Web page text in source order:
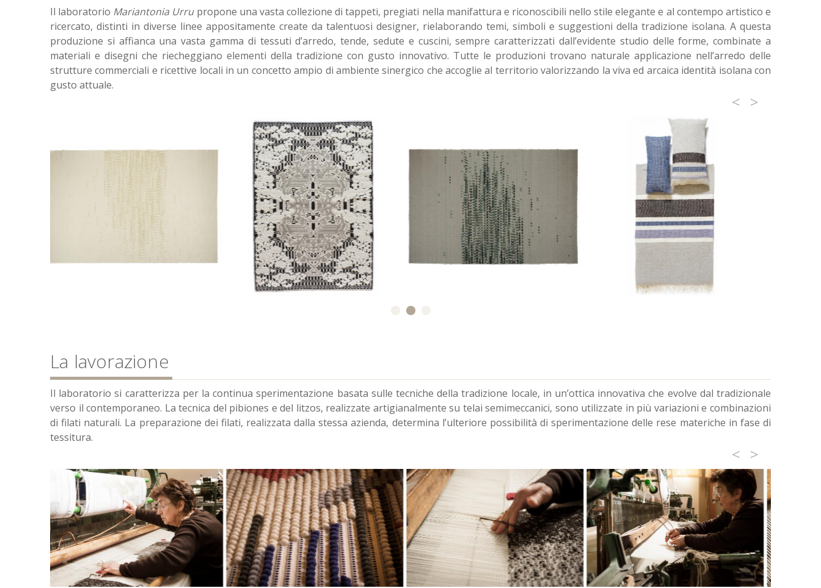
Il laboratorio Mariantonia Urrupropone una vasta collezione di tappeti, pregiati nella manifattura e riconoscibili nello stile elegante e al contempo artistico e
ricercato, distinti in diverse linee appositamente create da talentuosi designer, rielaborando temi, simboli e suggestioni della tradizione isolana. A questa
produzione si affianca una vasta gamma di tessuti d’arredo, tende, sedute e cuscini, sempre caratterizzati dall’evidente studio delle forme, combinate a
materiali e disegni che riecheggiano elementi della tradizione con gusto innovativo. Tutte le produzioni trovano naturale applicazione nell’arredo delle
strutture commerciali e ricettive locali in un concetto ampio di ambiente sinergico che accoglie al territorio valorizzando la viva ed arcaica identità isolana con
gusto attuale.
< >
La lavorazione
Il laboratorio si caratterizza per la continua sperimentazione basata sulle tecniche della tradizione locale, in un’ottica innovativa che evolve dal tradizionale
verso il contemporaneo. La tecnica del pibiones e del litzos, realizzate artigianalmente su telai semimeccanici, sono utilizzate in più variazioni e combinazioni
di filati naturali. La preparazione dei filati, realizzata dalla stessa azienda, determina l’ulteriore possibilità di sperimentazione delle rese materiche in fase di
tessitura.
< >